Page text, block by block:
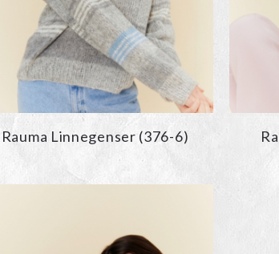
Rauma Linnegenser (376-6)